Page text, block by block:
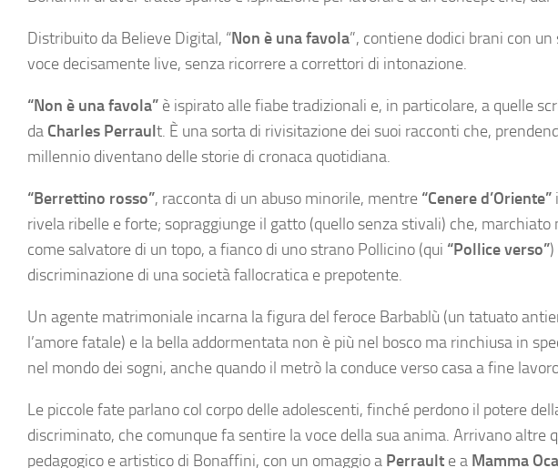
Distribuito da Believe Digital, “Non è una favola”, contiene dodici brani con
voce decisamente live, senza ricorrere a correttori di intonazione.
“Non è una favola” è ispirato alle fiabe tradizionali e, in particolare, a quelle
da Charles Perrault. È una sorta di rivisitazione dei suoi racconti che,
millennio diventano delle storie di cronaca quotidiana.
“Berrettino rosso”, racconta di un abuso minorile, mentre “Cenere d’Oriente”
rivela ribelle e forte; sopraggiunge il gatto (quello senza stivali) che,
come salvatore di un topo, a fianco di uno strano Pollicino (qui “Pollice verso”
discriminazione di una società fallocratica e prepotente.
Un agente matrimoniale incarna la figura del feroce Barbablù (un tatuato
l’amore fatale) e la bella addormentata non è più nel bosco ma rinchiusa in
nel mondo dei sogni, anche quando il metrò la conduce verso casa a fine
Le piccole fate parlano col corpo delle adolescenti, finché perdono il potere
discriminato, che comunque fa sentire la voce della sua anima. Arrivano altre
pedagogico e artistico di Bonaffini, con un omaggio a Perrault e a Mamma Oca